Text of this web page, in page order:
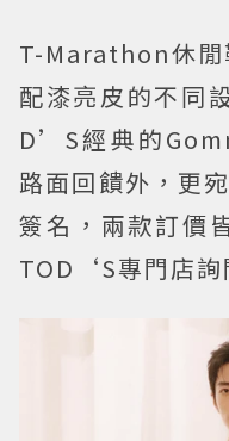
T-Marathon休閒
配漆亮皮的不同
D’S經典的
路面回饋外，更
簽名，兩款訂價
TOD‘S專門店詢